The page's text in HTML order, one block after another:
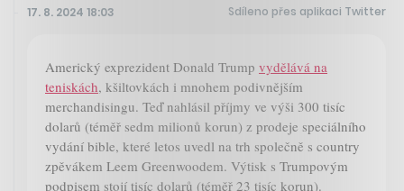
17. 8. 2024 18:03 Sdíleno přes aplikaci Twitter
Americký exprezident Donald Trump vydělává na
teniskách, kšiltovkách i mnohem podivnějším
merchandisingu. Teď nahlásil příjmy ve výši 300 tisíc
dolarů (téměř sedm milionů korun) z prodeje speciálního
vydání bible, které letos uvedl na trh společně s country
zpěvákem Leem Greenwoodem. Výtisk s Trumpovým
podpisem stojí tisíc dolarů (téměř 23 tisíc korun).